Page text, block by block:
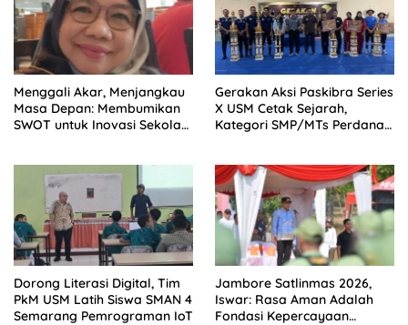
Menggali Akar, Menjangkau
Masa Depan: Membumikan
SWOT untuk Inovasi Sekolah
Gerakan Aksi Paskibra Series
X USM Cetak Sejarah,
Kategori SMP/MTs Perdana
Dorong Literasi Digital, Tim
PkM USM Latih Siswa SMAN 4
Semarang Pemrograman IoT
Jambore Satlinmas 2026,
Iswar: Rasa Aman Adalah
Fondasi Kepercayaan